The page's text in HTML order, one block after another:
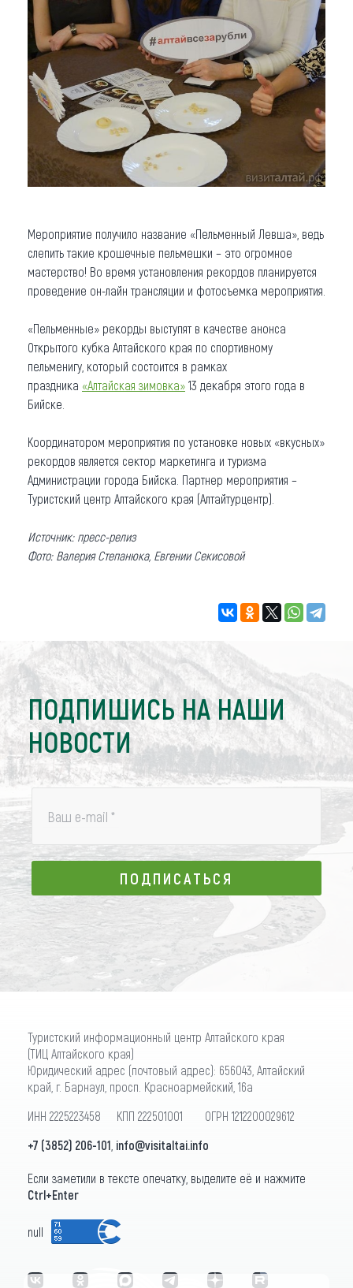
Мероприятие получило название «Пельменный Левша», ведь
слепить такие крошечные пельмешки – это огромное
мастерство! Во время установления рекордов планируется
проведение он-лайн трансляции и фотосъемка мероприятия.
«Пельменные» рекорды выступят в качестве анонса
Открытого кубка Алтайского края по спортивному
пельменигу, который состоится в рамках
праздника «Алтайская зимовка» 13 декабря этого года в
Бийске.
Координатором мероприятия по установке новых «вкусных»
рекордов является сектор маркетинга и туризма
Администрации города Бийска. Партнер мероприятия –
Туристский центр Алтайского края (Алтайтурцентр).
Источник: пресс-релиз
Фото: Валерия Степанюка, Евгении Секисовой
ПОДПИШИСЬ НА НАШИ
НОВОСТИ
Ваш e-mail *
ПОДПИСАТЬСЯ
ПОДПИСАТЬСЯ
Туристский информационный центр Алтайского края
(ТИЦ Алтайского края)
Юридический адрес (почтовый адрес): 656043, Алтайский
край, г. Барнаул, просп. Красноармейский, 16а
ИНН 2225223458 КПП 222501001 ОГРН 1212200029612
+7 (3852) 206-101 info@visitaltai.info
Если заметили в тексте опечатку, выделите её и нажмите
Ctrl+Enter
null